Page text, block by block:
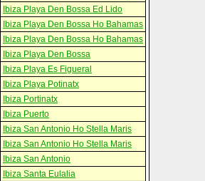
Ibiza Playa Den Bossa Ed Lido
Ibiza Playa Den Bossa Ho Bahamas
Ibiza Playa Den Bossa Ho Bahamas
Ibiza Playa Den Bossa
Ibiza Playa Es Figueral
Ibiza Playa Potinatx
Ibiza Portinatx
Ibiza Puerto
Ibiza San Antonio Ho Stella Maris
Ibiza San Antonio Ho Stella Maris
Ibiza San Antonio
Ibiza Santa Eulalia